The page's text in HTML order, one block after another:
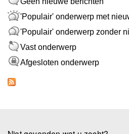
'Populair' onderwerp met
'Populair' onderwerp zonder
Vast onderwerp
Afgesloten onderwerp